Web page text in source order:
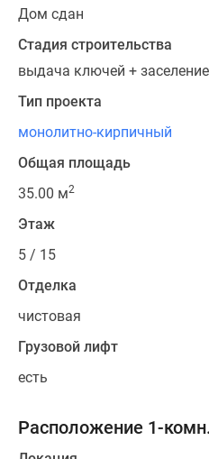
Дом сдан
Стадия строительства
выдача ключей + заселение
Тип проекта
монолитно-кирпичный
Общая площадь
35.00 м2
Этаж
5 / 15
Отделка
чистовая
Грузовой лифт
есть
Расположение 1-